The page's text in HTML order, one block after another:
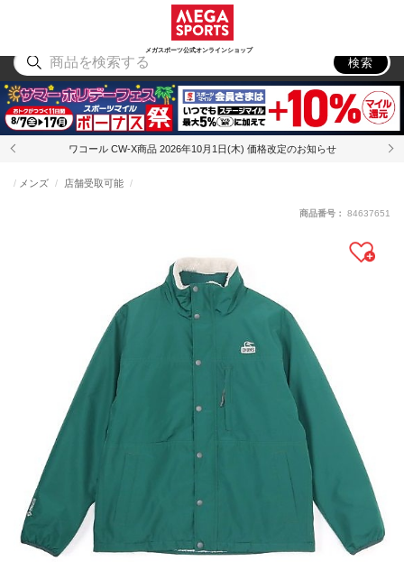
メガスポーツ公式オンラインショップ
アウトドア
検索
ワコール CW-X商品 2026年10月1日(木) 価格改定のお知らせ
メンズ 店舗受取可能
商品番号： 84637651